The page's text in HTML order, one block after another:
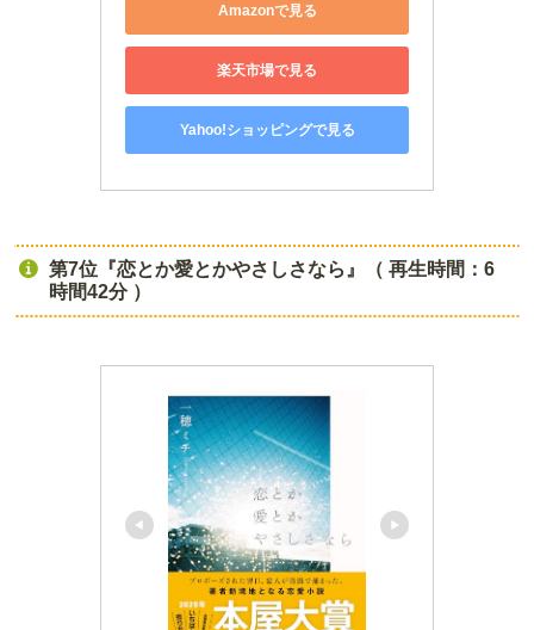
Amazonで見る
楽天市場で見る
Yahoo!ショッピングで見る
第7位『恋とか愛とかやさしさなら』（ 再生時間：6
時間42分 ）